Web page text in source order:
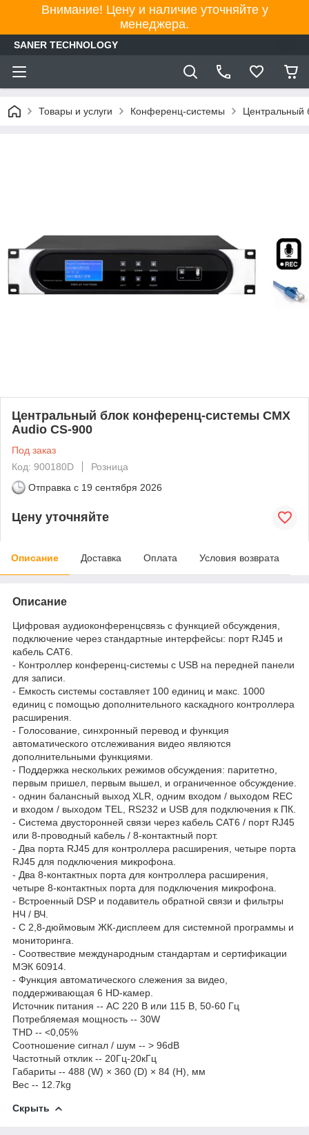
Внимание! Цену и наличие уточняйте у
менеджера.
SANER TECHNOLOGY
Товары и услуги Конференц-системы Центральный
Центральный блок конференц-системы CMX
Audio CS-900
Под заказ
Код: 900180D
Розница
Отправка с 19 сентября 2026
Цену уточняйте
Описание Доставка Оплата Условия возврата
Описание
Цифровая аудиоконференцсвязь с функцией обсуждения,
подключение через стандартные интерфейсы: порт RJ45 и
кабель CAT6.
- Контроллер конференц-системы с USB на передней панели
для записи.
- Емкость системы составляет 100 единиц и макс. 1000
единиц с помощью дополнительного каскадного контроллера
расширения.
- Голосование, синхронный перевод и функция
автоматического отслеживания видео являются
дополнительными функциями.
- Поддержка нескольких режимов обсуждения: паритетно,
первым пришел, первым вышел, и ограниченное обсуждение.
- однин балансный выход XLR, одним входом / выходом REC
и входом / выходом TEL, RS232 и USB для подключения к ПК.
- Система двусторонней связи через кабель CAT6 / порт RJ45
или 8-проводный кабель / 8-контактный порт.
- Два порта RJ45 для контроллера расширения, четыре порта
RJ45 для подключения микрофона.
- Два 8-контактных порта для контроллера расширения,
четыре 8-контактных порта для подключения микрофона.
- Встроенный DSP и подавитель обратной связи и фильтры
НЧ / ВЧ.
- С 2,8-дюймовым ЖК-дисплеем для системной программы и
мониторинга.
- Соотвествие международным стандартам и сертификации
МЭК 60914.
- Функция автоматического слежения за видео,
поддерживающая 6 HD-камер.
Источник питания -- AC 220 В или 115 В, 50-60 Гц
Потребляемая мощность -- 30W
THD -- <0,05%
Соотношение сигнал / шум -- > 96dB
Частотный отклик -- 20Гц-20кГц
Габариты -- 488 (W) × 360 (D) × 84 (H), мм
Вес -- 12.7kg
Скрыть